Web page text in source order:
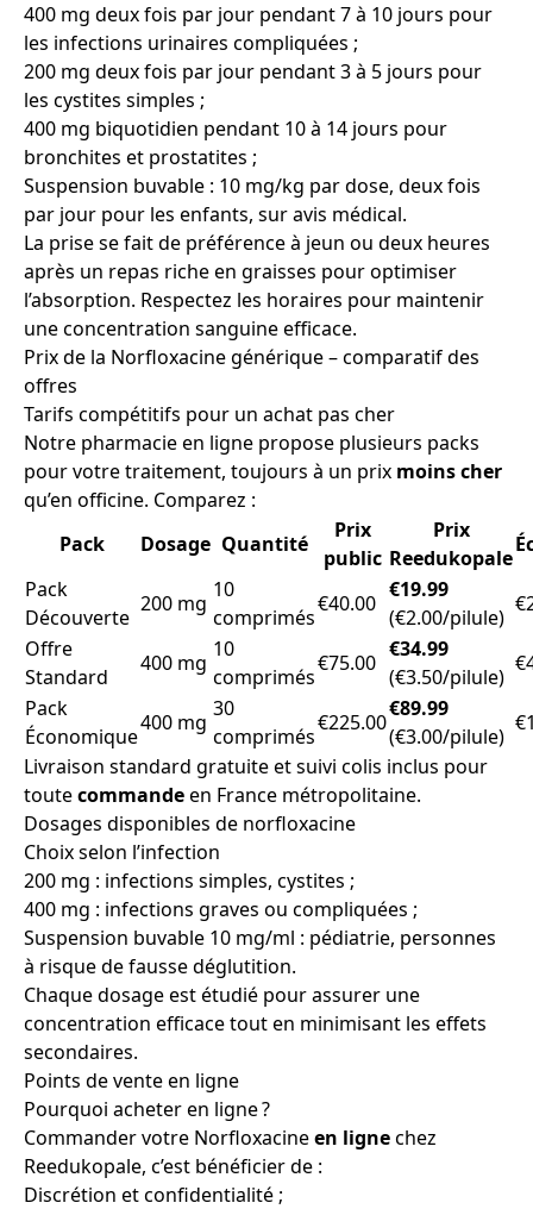
400 mg deux fois par jour pendant 7 à 10 jours pour
les infections urinaires compliquées ;
200 mg deux fois par jour pendant 3 à 5 jours pour
les cystites simples ;
400 mg biquotidien pendant 10 à 14 jours pour
bronchites et prostatites ;
Suspension buvable : 10 mg/kg par dose, deux fois
par jour pour les enfants, sur avis médical.
La prise se fait de préférence à jeun ou deux heures
après un repas riche en graisses pour optimiser
l’absorption. Respectez les horaires pour maintenir
une concentration sanguine efficace.
Prix de la Norfloxacine générique – comparatif des
offres
Tarifs compétitifs pour un achat pas cher
Notre pharmacie en ligne propose plusieurs packs
pour votre traitement, toujours à un prix moins cher
qu’en officine. Comparez :
Pack
Dosage Quantité
Prix
public
Prix
Reedukopale
Pack
Découverte
200 mg
10
comprimés
€40.00
€19.99
(€2.00/pilule)
Offre
Standard
400 mg
10
comprimés
€75.00
€34.99
(€3.50/pilule)
Pack
Économique
400 mg
30
comprimés
€225.00
€89.99
(€3.00/pilule)
Livraison standard gratuite et suivi colis inclus pour
toutecommandeen France métropolitaine.
Dosages disponibles de norfloxacine
Choix selon l’infection
200 mg : infections simples, cystites ;
400 mg : infections graves ou compliquées ;
Suspension buvable 10 mg/ml : pédiatrie, personnes
à risque de fausse déglutition.
Chaque dosage est étudié pour assurer une
concentration efficace tout en minimisant les effets
secondaires.
Points de vente en ligne
Pourquoi acheter en ligne ?
Commander votre Norfloxacineen lignechez
Reedukopale, c’est bénéficier de :
Discrétion et confidentialité ;